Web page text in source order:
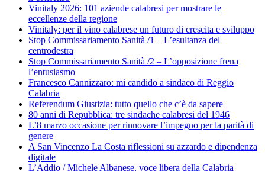
Vinitaly 2026: 101 aziende calabresi per mostrare le
eccellenze della regione
Vinitaly: per il vino calabrese un futuro di crescita e sviluppo
Stop Commissariamento Sanità /1 – L’esultanza del
centrodestra
Stop Commissariamento Sanità /2 – L’opposizione frena
l’entusiasmo
Francesco Cannizzaro: mi candido a sindaco di Reggio
Calabria
Referendum Giustizia: tutto quello che c’è da sapere
80 anni di Repubblica: tre sindache calabresi del 1946
L’8 marzo occasione per rinnovare l’impegno per la parità di
genere
A San Vincenzo La Costa riflessioni su azzardo e dipendenza
digitale
L’Addio / Michele Albanese, voce libera della Calabria